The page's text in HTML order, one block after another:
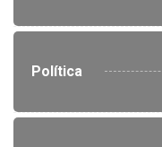
Política